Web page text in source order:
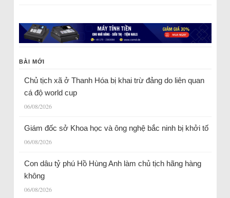
BÀI MỚI
Chủ tịch xã ở Thanh Hóa bị khai trừ đảng do liên quan
cá độ world cup
06/08/2026
Giám đốc sở Khoa học và ông nghệ bắc ninh bị khởi tố
06/08/2026
Con dâu tỷ phú Hồ Hùng Anh làm chủ tịch hãng hàng
không
06/08/2026